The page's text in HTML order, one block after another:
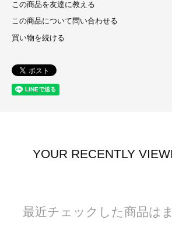
この商品を友達に教える
この商品について問い合わせる
買い物を続ける
YOUR RECENTLY
最近チェックした商品は